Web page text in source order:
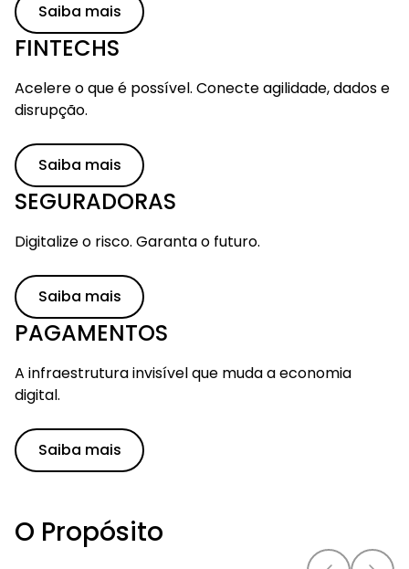
Saiba mais
FINTECHS
Acelere o que é possível. Conecte agilidade, dados e
disrupção.
Saiba mais
SEGURADORAS
Digitalize o risco. Garanta o futuro.
Saiba mais
PAGAMENTOS
A infraestrutura invisível que muda a economia
digital.
Saiba mais
O Propósito